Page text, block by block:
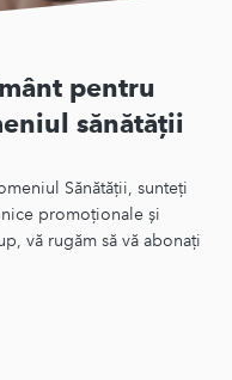
pentru
sănătății
Sănătății, sunteți
promoționale și
vă rugăm să vă abonați